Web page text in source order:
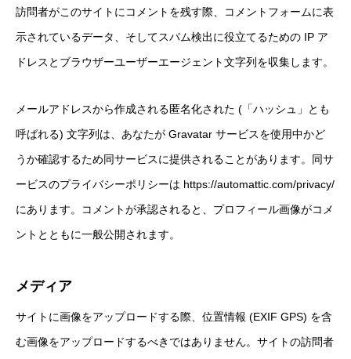
訪問者がこのサイトにコメントを残す際、コメントフォームに表
示されているデータ、そしてスパム検出に役立てるための IP ア
ドレスとブラウザーユーザーエージェント文字列を収集します。
メールアドレスから作成される匿名化された (「ハッシュ」とも
呼ばれる) 文字列は、あなたが Gravatar サービスを使用中かど
うか確認するため同サービスに提供されることがあります。同サ
ービスのプライバシーポリシーは https://automattic.com/privacy/
にあります。コメントが承認されると、プロフィール画像がコメ
ントとともに一般公開されます。
メディア
サイトに画像をアップロードする際、位置情報 (EXIF GPS) を含
む画像をアップロードするべきではありません。サイトの訪問者